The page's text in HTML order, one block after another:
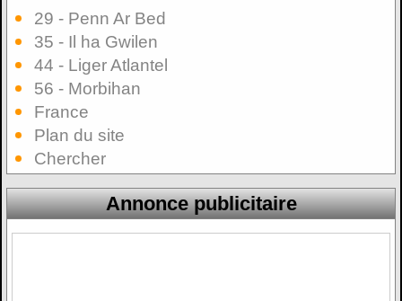
29 - Penn Ar Bed
35 - Il ha Gwilen
44 - Liger Atlantel
56 - Morbihan
France
Plan du site
Chercher
Annonce publicitaire